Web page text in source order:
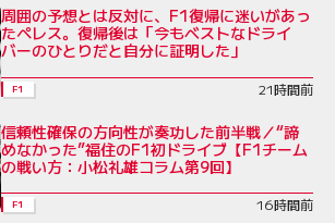
周囲の予想とは反対に、F1復帰に迷いがあっ
たペレス。復帰後は「今もベストなドライ
バーのひとりだと自分に証明した」
F1 21時間前
信頼性確保の方向性が奏功した前半戦／“諦
めなかった”福住のF1初ドライブ【F1チーム
の戦い方：小松礼雄コラム第9回】
F1 16時間前